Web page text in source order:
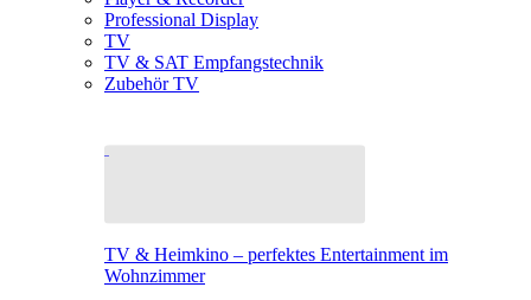
Professional Display
TV
TV & SAT Empfangstechnik
Zubehör TV
TV & Heimkino – perfektes Entertainment im
Wohnzimmer